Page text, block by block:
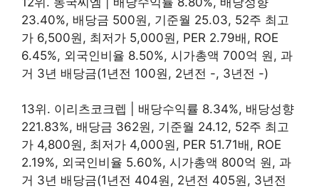
23.40%, 배당금 500원, 기준월 25.03, 52주 최고
가 6,500원, 최저가 5,000원, PER 2.79배, ROE
6.45%, 외국인비율 8.50%, 시가총액 700억 원, 과
거 3년 배당금(1년전 100원, 2년전 -, 3년전 -)
13위. 이리츠코크렙 | 배당수익률 8.34%, 배당성향
221.83%, 배당금 362원, 기준월 24.12, 52주 최고
가 4,800원, 최저가 4,000원, PER 51.71배, ROE
2.19%, 외국인비율 5.60%, 시가총액 800억 원, 과
거 3년 배당금(1년전 404원, 2년전 405원, 3년전